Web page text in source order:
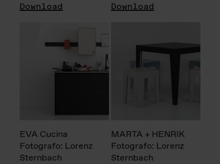
Download Download
EVA Cucina
Fotografo: Lorenz
Sternbach
MARTA + HENRIK
Fotografo: Lorenz
Sternbach